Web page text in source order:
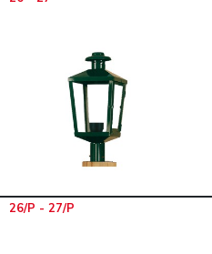
26/P - 27/P